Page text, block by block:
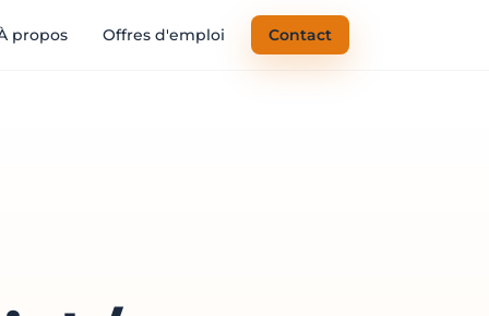
propos Offres d'emploi Contact